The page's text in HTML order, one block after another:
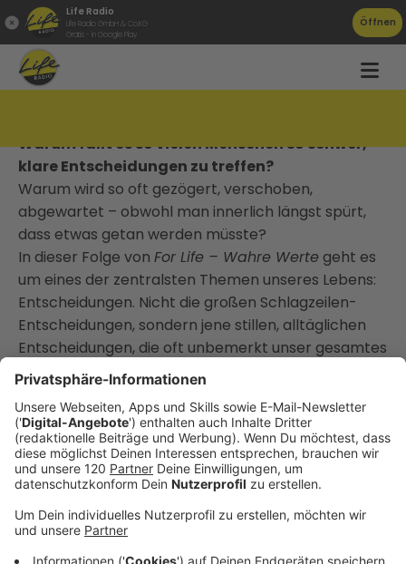
Life Radio
Life Radio GmbH & Co.KG
Gratis - in Google Play
Öffnen
Warum fällt es so vielen Menschen so schwer,
klare Entscheidungen zu treffen?
Warum wird so oft gezögert, verschoben,
abgewartet – obwohl man innerlich längst spürt,
dass etwas getan werden müsste?
In dieser Folge von For Life – Wahre Werte geht es
um eines der zentralsten Themen unseres Lebens:
Entscheidungen. Nicht die großen Schlagzeilen-
Entscheidungen, sondern jene stillen, alltäglichen
Entscheidungen, die oft unbemerkt unser gesamtes
Leben prägen. Entscheidungen, die wir treffen – und
vor allem jene, die wir nicht treffen.
Viele Menschen verwechseln Sicherheit mit
Stillstand. Sie glauben, dass Nicht-Entscheiden sie
vor Fehlern schützt. In Wahrheit schützt es nur vor
Veränderung. Genau darüber sprechen wir in dieser
Episode. Über die Angst, falsch zu liegen. Über das
Bedürfnis nach absoluter Gewissheit. Und über den
inneren Konflikt zwischen Bauchgefühl und